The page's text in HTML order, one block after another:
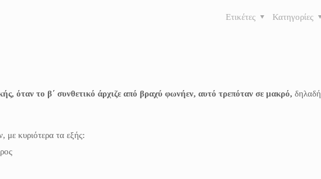
Κατηγορίες
Ετικέτες
όταν το β΄ συνθετικό άρχιζε από βραχύ φωνήεν, αυτό τρεπόταν σε μακρό, δηλαδή
με κυριότερα τα εξής: